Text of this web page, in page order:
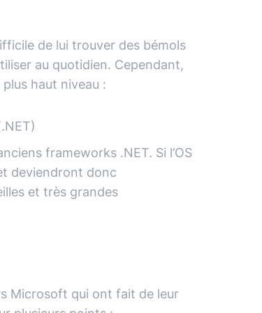
de lui trouver des bémols
au quotidien. Cependant,
haut niveau :
frameworks .NET. Si l’OS
deviendront donc
et très grandes
Microsoft qui ont fait de leur